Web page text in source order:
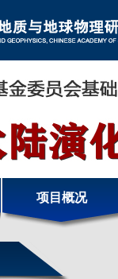
项目概况